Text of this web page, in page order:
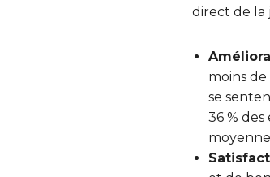
direct de la
moins
se
36 %